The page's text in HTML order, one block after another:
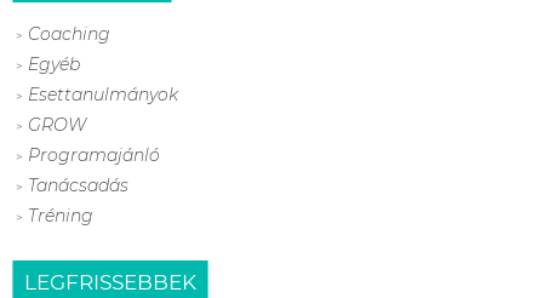
Coaching
Egyéb
Esettanulmányok
GROW
Programajánló
Tanácsadás
Tréning
LEGFRISSEBBEK